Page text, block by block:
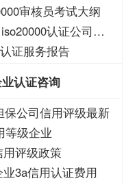
审核员考试大纲
认证公司地
证服务报告
认证咨询
保公司信用评级最新
等级企业
评级政策
3a信用认证费用